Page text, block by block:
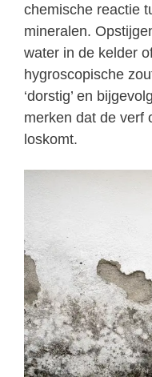
chemische reactie
mineralen.
water in de kelder
hygroscopische
‘dorstig’ en
merken dat de verf
loskomt.